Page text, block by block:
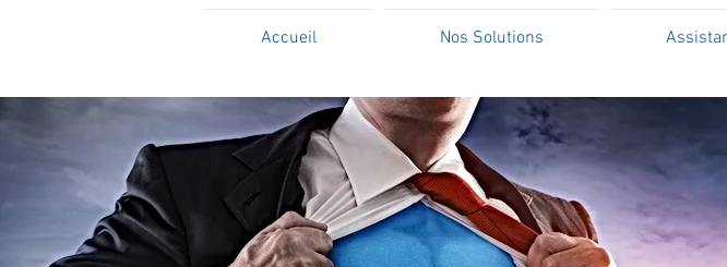
Accueil Nos Solutions